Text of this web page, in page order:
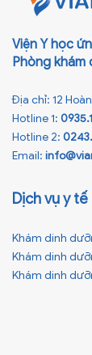
Viện Y học
Phòng khám
Địa chỉ: 12
Hotline 1:
Hotline 2:
Email:
Dịch vụ y tế
Khám dinh
Khám dinh
Khám dinh